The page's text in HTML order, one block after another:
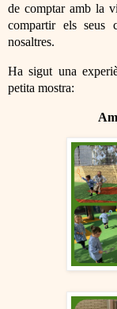
de comptar amb la
compartir els seus
nosaltres.
Ha sigut una
petita mostra: